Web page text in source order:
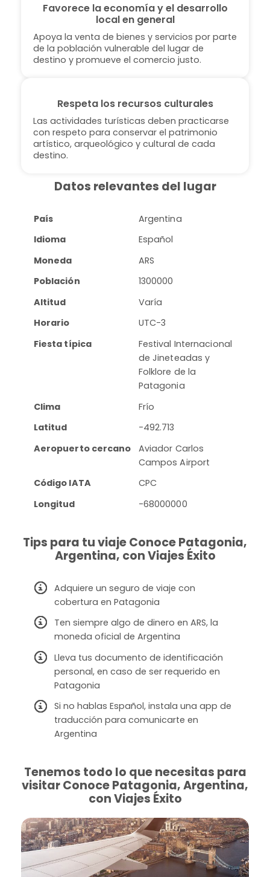
Favorece la economía y el desarrollo
local en general
Apoya la venta de bienes y servicios por parte
de la población vulnerable del lugar de
destino y promueve el comercio justo.
Respeta los recursos culturales
Las actividades turísticas deben practicarse
con respeto para conservar el patrimonio
artístico, arqueológico y cultural de cada
destino.
Datos relevantes del lugar
País
Argentina
Idioma
Español
Moneda
ARS
Población
1300000
Altitud
Varía
Horario
UTC-3
Fiesta típica
Festival Internacional
de Jineteadas y
Folklore de la
Patagonia
Clima
Frío
Latitud
-492.713
Aeropuerto cercano
Aviador Carlos
Campos Airport
Código IATA
CPC
Longitud
-68000000
Tips para tu viaje Conoce Patagonia,
Argentina, con Viajes Éxito
Adquiere un seguro de viaje con
cobertura en Patagonia
Ten siempre algo de dinero en ARS, la
moneda oficial de Argentina
Lleva tus documento de identificación
personal, en caso de ser requerido en
Patagonia
Si no hablas Español, instala una app de
traducción para comunicarte en
Argentina
Tenemos todo lo que necesitas para
visitar Conoce Patagonia, Argentina,
con Viajes Éxito